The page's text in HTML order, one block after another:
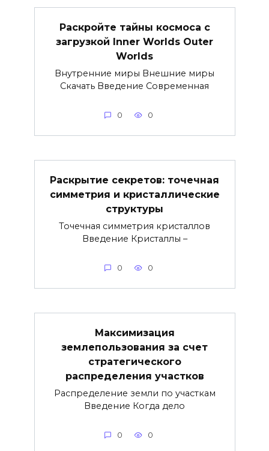
Раскройте тайны космоса с
загрузкой Inner Worlds Outer
Worlds
Внутренние миры Внешние миры
Скачать Введение Современная
0 0
Раскрытие секретов: точечная
симметрия и кристаллические
структуры
Точечная симметрия кристаллов
Введение Кристаллы –
0 0
Максимизация
землепользования за счет
стратегического
распределения участков
Распределение земли по участкам
Введение Когда дело
0 0